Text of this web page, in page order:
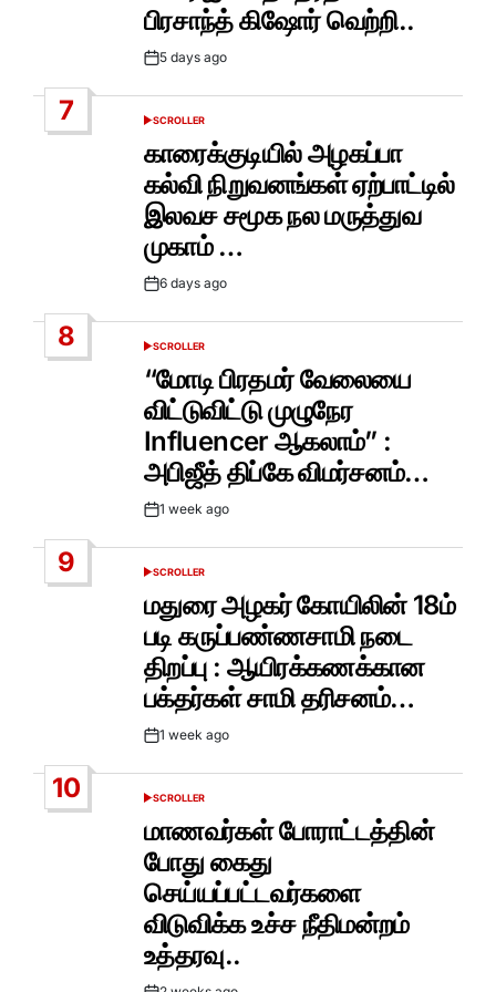
பிரசாந்த் கிஷோர் வெற்றி..
Post5 days ago
7
POSTED
SCROLLER
காரைக்குடியில் அழகப்பா
கல்வி நிறுவனங்கள் ஏற்பாட்டில்
இலவச சமூக நல மருத்துவ
முகாம் …
Post6 days ago
8
POSTED
SCROLLER
“மோடி பிரதமர் வேலையை
விட்டுவிட்டு முழுநேர
Influencer ஆகலாம்” :
அபிஜீத் திப்கே விமர்சனம்…
Post1 week ago
9
POSTED
SCROLLER
மதுரை அழகர் கோயிலின் 18ம்
படி கருப்பண்ணசாமி நடை
திறப்பு : ஆயிரக்கணக்கான
பக்தர்கள் சாமி தரிசனம்…
Post1 week ago
10
POSTED
SCROLLER
மாணவர்கள் போராட்டத்தின்
போது கைது
செய்யப்பட்டவர்களை
விடுவிக்க உச்ச நீதிமன்றம்
உத்தரவு..